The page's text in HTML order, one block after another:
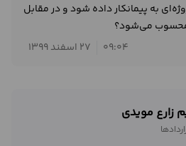
به پیمانکار داده شود و در مقابل
09:04
27 اسفند 1399
زارع مویدی